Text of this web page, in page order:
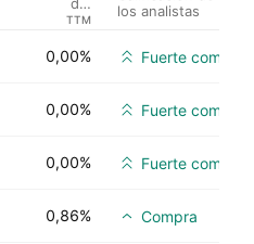
dividendo %
TTM
los analistas
0,00% Fuerte compra
0,00% Fuerte compra
0,00% Fuerte compra
0,86% Compra